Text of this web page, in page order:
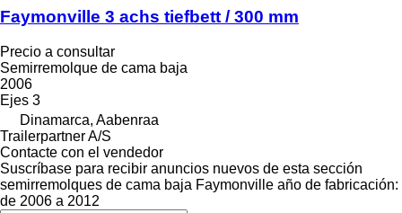
Faymonville 3 achs tiefbett / 300 mm
Precio a consultar
Semirremolque de cama baja
2006
Ejes 3
Dinamarca, Aabenraa
Trailerpartner A/S
Contacte con el vendedor
Suscríbase para recibir anuncios nuevos de esta sección
semirremolques de cama baja Faymonville año de fabricación:
de 2006 a 2012